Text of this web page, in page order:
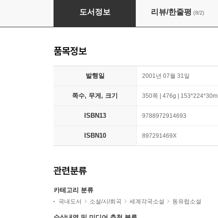
생은 다른 곳에
도서정보 리뷰/한줄평 (8/2)
품목정보
발행일 2001년 07월 31일
쪽수, 무게, 크기 350쪽 | 476g |
ISBN13 9788972914693
ISBN10 897291469X
관련분류
카테고리 분류
국내도서 소설/시/희곡 세계각국소설 동유럽소설